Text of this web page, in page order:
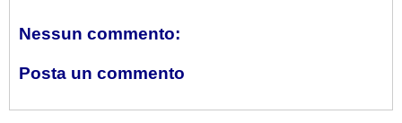
Nessun commento:
Posta un commento